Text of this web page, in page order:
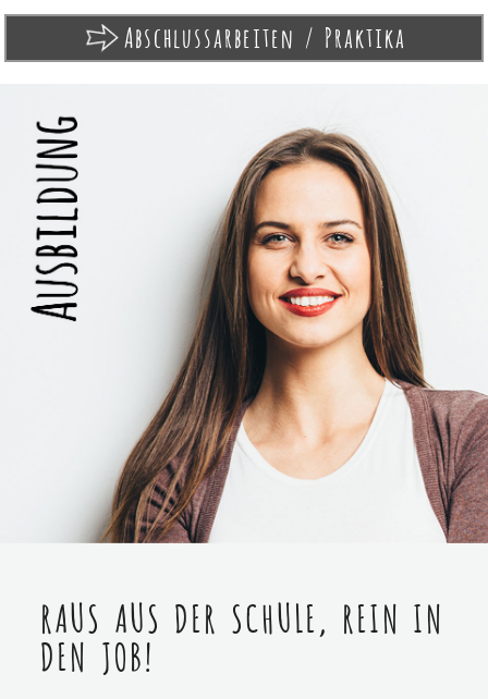
Abschlussarbeiten / Praktika
RAUS AUS DER SCHULE, REIN IN
DEN JOB!